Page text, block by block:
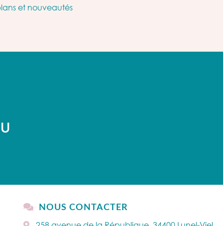
et nouveautés
NOUS CONTACTER